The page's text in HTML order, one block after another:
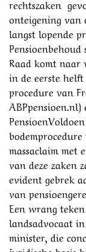
rechtszaken
onteigening van
langst lopende
Pensioenbehoud
Raad komt
in de eerste
procedure van
massaclaim met
van deze zaken
evident gebrek
van
Een wrang
landsadvocaat
minister, die